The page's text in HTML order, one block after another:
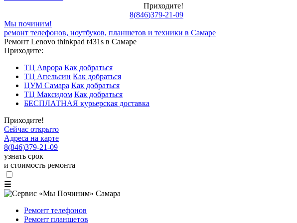
Приходите!
8(846)379-21-09
Мы починим!
ремонт телефонов, ноутбуков, планшетов и техники в Самаре
Ремонт Lenovo thinkpad t431s в Самаре
Приходите:
ТЦ Аврора Как добраться
ТЦ Апельсин Как добраться
ЦУМ Самара Как добраться
ТЦ Максидом Как добраться
БЕСПЛАТНАЯ курьерская доставка
Приходите!
Сейчас открыто
Адреса на карте
8(846)379-21-09
узнать срок
и стоимость ремонта
☰
Ремонт телефонов
Ремонт планшетов